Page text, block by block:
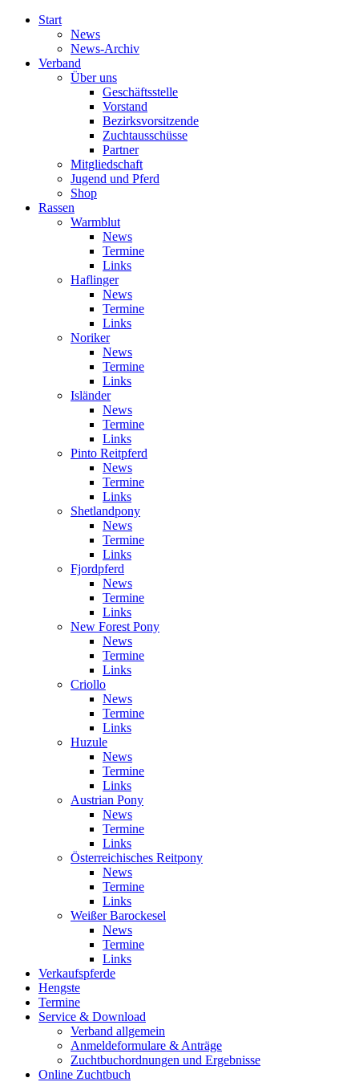
Start
News
News-Archiv
Verband
Über uns
Geschäftsstelle
Vorstand
Bezirksvorsitzende
Zuchtausschüsse
Partner
Mitgliedschaft
Jugend und Pferd
Shop
Rassen
Warmblut
News
Termine
Links
Haflinger
News
Termine
Links
Noriker
News
Termine
Links
Isländer
News
Termine
Links
Pinto Reitpferd
News
Termine
Links
Shetlandpony
News
Termine
Links
Fjordpferd
News
Termine
Links
New Forest Pony
News
Termine
Links
Criollo
News
Termine
Links
Huzule
News
Termine
Links
Austrian Pony
News
Termine
Links
Österreichisches Reitpony
News
Termine
Links
Weißer Barockesel
News
Termine
Links
Verkaufspferde
Hengste
Termine
Service & Download
Verband allgemein
Anmeldeformulare & Anträge
Zuchtbuchordnungen und Ergebnisse
Online Zuchtbuch